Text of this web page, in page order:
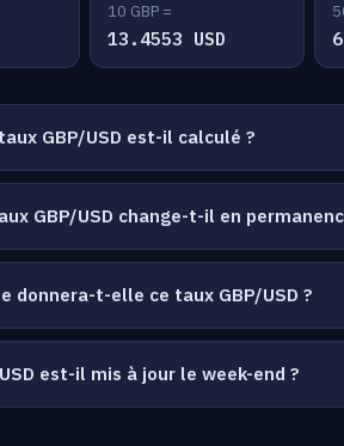
10 GBP =
13.4553 USD
GBP/USD est-il calculé ?
GBP/USD change-t-il en
donnera-t-elle ce taux GBP/USD ?
est-il mis à jour le week-end ?